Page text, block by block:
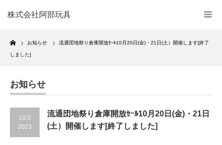
株式会社阿部玩具
Home
お知らせ 流通団地祭り倉庫開放ｾｰﾙ10月20日(金)・21日(土）開催します[終了
しました]
お知らせ
10.5
2023
流通団地祭り倉庫開放ｾｰﾙ10月20日(金)・21日
(土）開催します[終了しました]